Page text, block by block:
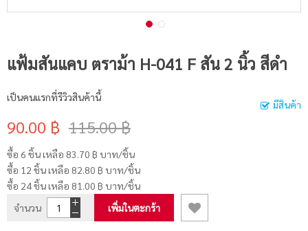
แฟ้มสันแคบ ตราม้า H-041 F สัน 2 นิ้ว สีดำ
มีสินค้า
เป็นคนแรกที่รีวิวสินค้านี้
90.00 ฿ 115.00 ฿
ซื้อ 6 ชิ้น เหลือ 83.70 ฿ บาท/ชิ้น
ซื้อ 12 ชิ้น เหลือ 82.80 ฿ บาท/ชิ้น
ซื้อ 24 ชิ้น เหลือ 81.00 ฿ บาท/ชิ้น
จำนวน
เพิ่มในตะกร้า